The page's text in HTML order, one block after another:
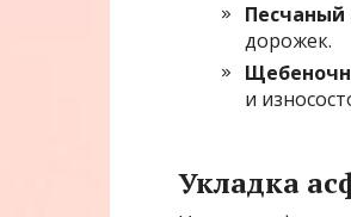
Песчаный
дорожек.
и
Укладка